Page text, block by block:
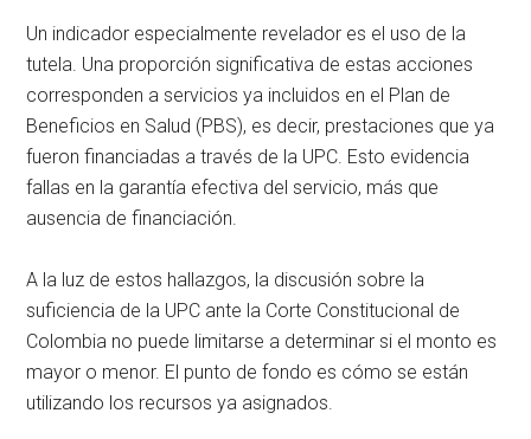
Un indicador especialmente revelador es el uso de la
tutela. Una proporción significativa de estas acciones
corresponden a servicios ya incluidos en el Plan de
Beneficios en Salud (PBS), es decir, prestaciones que ya
fueron financiadas a través de la UPC. Esto evidencia
fallas en la garantía efectiva del servicio, más que
ausencia de financiación.
A la luz de estos hallazgos, la discusión sobre la
suficiencia de la UPC ante la Corte Constitucional de
Colombia no puede limitarse a determinar si el monto es
mayor o menor. El punto de fondo es cómo se están
utilizando los recursos ya asignados.